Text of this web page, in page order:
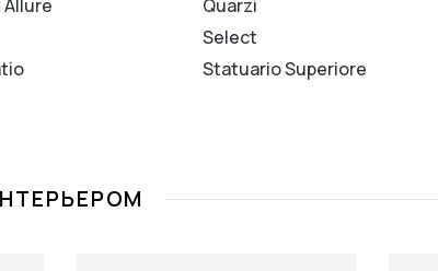
Allure
Quarzi
Select
Statuario Superiore